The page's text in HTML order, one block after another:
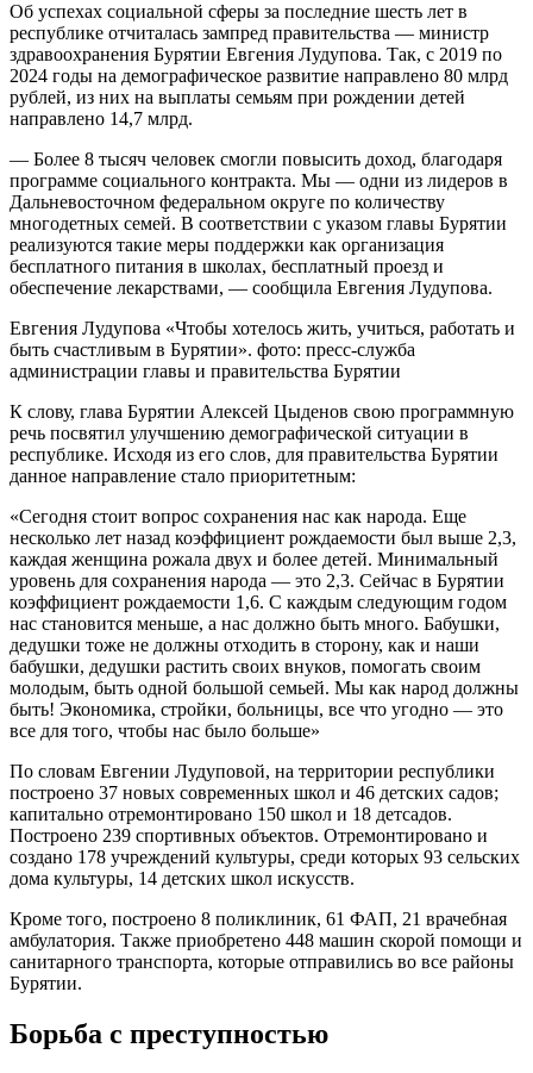
Об успехах социальной сферы за последние шесть лет в
республике отчиталась зампред правительства — министр
здравоохранения Бурятии Евгения Лудупова. Так, с 2019 по
2024 годы на демографическое развитие направлено 80 млрд
рублей, из них на выплаты семьям при рождении детей
направлено 14,7 млрд.
— Более 8 тысяч человек смогли повысить доход, благодаря
программе социального контракта. Мы — одни из лидеров в
Дальневосточном федеральном округе по количеству
многодетных семей. В соответствии с указом главы Бурятии
реализуются такие меры поддержки как организация
бесплатного питания в школах, бесплатный проезд и
обеспечение лекарствами, — сообщила Евгения Лудупова.
Евгения Лудупова «Чтобы хотелось жить, учиться, работать и
быть счастливым в Бурятии». фото: пресс-служба
администрации главы и правительства Бурятии
К слову, глава Бурятии Алексей Цыденов свою программную
речь посвятил улучшению демографической ситуации в
республике. Исходя из его слов, для правительства Бурятии
данное направление стало приоритетным:
«Сегодня стоит вопрос сохранения нас как народа. Еще
несколько лет назад коэффициент рождаемости был выше 2,3,
каждая женщина рожала двух и более детей. Минимальный
уровень для сохранения народа — это 2,3. Сейчас в Бурятии
коэффициент рождаемости 1,6. С каждым следующим годом
нас становится меньше, а нас должно быть много. Бабушки,
дедушки тоже не должны отходить в сторону, как и наши
бабушки, дедушки растить своих внуков, помогать своим
молодым, быть одной большой семьей. Мы как народ должны
быть! Экономика, стройки, больницы, все что угодно — это
все для того, чтобы нас было больше»
По словам Евгении Лудуповой, на территории республики
построено 37 новых современных школ и 46 детских садов;
капитально отремонтировано 150 школ и 18 детсадов.
Построено 239 спортивных объектов. Отремонтировано и
создано 178 учреждений культуры, среди которых 93 сельских
дома культуры, 14 детских школ искусств.
Кроме того, построено 8 поликлиник, 61 ФАП, 21 врачебная
амбулатория. Также приобретено 448 машин скорой помощи и
санитарного транспорта, которые отправились во все районы
Бурятии.
Борьба с преступностью